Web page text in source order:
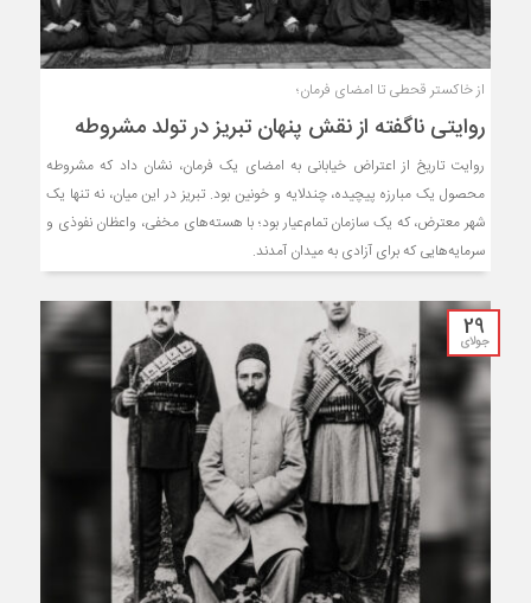
از خاکستر قحطی تا امضای فرمان؛
روایتی ناگفته از نقش پنهان تبریز در تولد مشروطه
روایت تاریخ از اعتراض خیابانی به امضای یک فرمان، نشان داد که مشروطه
محصول یک مبارزه‌ پیچیده، چندلایه و خونین بود. تبریز در این میان، نه تنها یک
شهر معترض، که یک سازمان تمام‌عیار بود؛ با هسته‌های مخفی، واعظان نفوذی و
سرمایه‌هایی که برای آزادی به میدان آمدند.
29
جولای